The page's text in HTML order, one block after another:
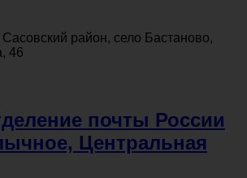
Сасовский район, село Бастаново,
46
почты России
Центральная